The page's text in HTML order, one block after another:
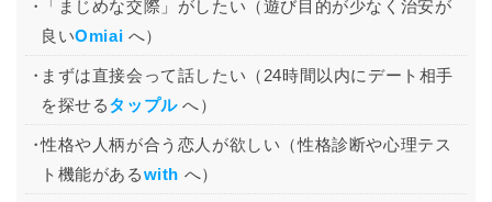
「まじめな交際」がしたい（遊び目的が少なく治安が
良いOmiai へ）
まずは直接会って話したい（24時間以内にデート相手
を探せるタップルへ）
性格や人柄が合う恋人が欲しい（性格診断や心理テス
ト機能があるwith へ）